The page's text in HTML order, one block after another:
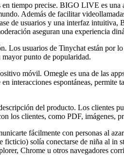
tiempo precise. BIGO LIVE es
Además de facilitar
de usuarios y una interfaz
aseguran una experiencia
Los usuarios de Tinychat están
punto de popularidad.
móvil. Omegle es una de las
interacciones espontáneas,
del producto. Los clientes
los clientes, como PDF, imágenes,
fácilmente con personas al
solía conectarse de niña al
Chrome u otros navegadores